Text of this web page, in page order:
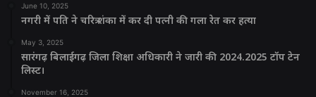
June 10, 2025
नगरी में पति ने चरित्र शंका में कर दी पत्नी की गला रेत कर हत्या
May 3, 2025
सारंगढ़ बिलाईगढ़ जिला शिक्षा अधिकारी ने जारी की 2024.2025 टॉप टेन
लिस्ट।
November 16, 2025